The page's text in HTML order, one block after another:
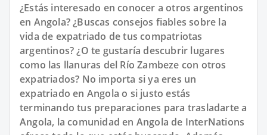
¿Estás interesado en conocer a otros argentinos
en Angola? ¿Buscas consejos fiables sobre la
vida de expatriado de tus compatriotas
argentinos? ¿O te gustaría descubrir lugares
como las llanuras del Río Zambeze con otros
expatriados? No importa si ya eres un
expatriado en Angola o si justo estás
terminando tus preparaciones para trasladarte a
Angola, la comunidad en Angola de InterNations